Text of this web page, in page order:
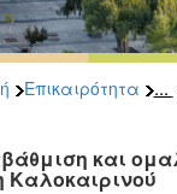
Επικαιρότητα ...
και
Καλοκαιρινού